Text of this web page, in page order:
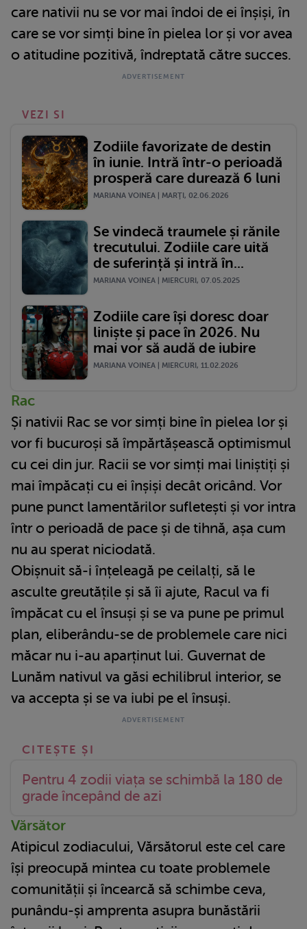
care nativii nu se vor mai îndoi de ei înșiși, în
care se vor simți bine în pielea lor și vor avea
o atitudine pozitivă, îndreptată către succes.
VEZI SI
Zodiile favorizate de destin
în iunie. Intră într-o perioadă
prosperă care durează 6 luni
MARIANA VOINEA | MARŢI, 02.06.2026
Se vindecă traumele și rănile
trecutului. Zodiile care uită
de suferință și intră în...
MARIANA VOINEA | MIERCURI, 07.05.2025
Zodiile care își doresc doar
liniște și pace în 2026. Nu
mai vor să audă de iubire
MARIANA VOINEA | MIERCURI, 11.02.2026
Rac
Și nativii Rac se vor simți bine în pielea lor și
vor fi bucuroși să împărtășească optimismul
cu cei din jur. Racii se vor simți mai liniștiți și
mai împăcați cu ei înșiși decât oricând. Vor
pune punct lamentărilor sufletești și vor intra
într o perioadă de pace și de tihnă, așa cum
nu au sperat niciodată.
Obișnuit să-i înțeleagă pe ceilalți, să le
asculte greutățile și să îi ajute, Racul va fi
împăcat cu el însuși și se va pune pe primul
plan, eliberându-se de problemele care nici
măcar nu i-au aparținut lui. Guvernat de
Lunăm nativul va găsi echilibrul interior, se
va accepta și se va iubi pe el însuși.
Pentru 4 zodii viața se schimbă la 180 de
grade începând de azi
Vărsător
Atipicul zodiacului, Vărsătorul este cel care
își preocupă mintea cu toate problemele
comunității și încearcă să schimbe ceva,
punându-și amprenta asupra bunăstării